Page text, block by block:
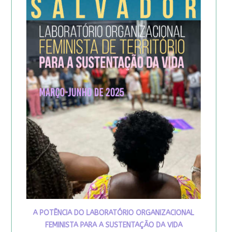
A POTÊNCIA DO LABORATÓRIO ORGANIZACIONAL
FEMINISTA PARA A SUSTENTAÇÃO DA VIDA